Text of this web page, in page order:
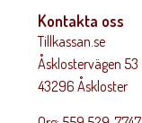
Kontakta oss
Tillkassan.se
Åsklostervägen 53
43296 Åskloster